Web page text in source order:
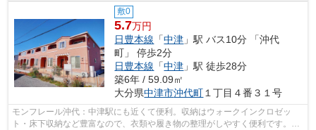
敷0
5.7万円
日豊本線 「中津 」駅 バス10分 「沖代
町」 停歩2分
日豊本線 「中津 」駅 徒歩28分
築6年 / 59.09㎡
大分県中津市沖代町１丁目４番３１号
モンフレール沖代：中津駅にも近くて便利。収納はウォークインクロゼッ
ト・床下収納など豊富なので、衣類や履き物の整理がしやすく便利です。室